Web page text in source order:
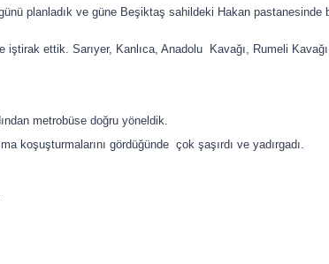
planladık ve güne Beşiktaş sahildeki Hakan pastanesinde
iştirak ettik. Sarıyer, Kanlıca, Anadolu Kavağı, Rumeli
metrobüse doğru yöneldik.
koşuşturmalarını gördüğünde çok şaşırdı ve yadırgadı.